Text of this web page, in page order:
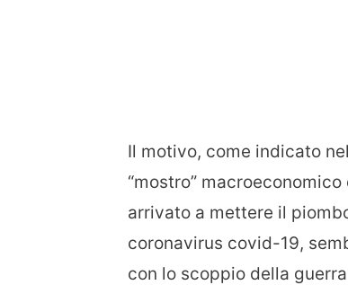
Il motivo, come indicato
“mostro”
arrivato a mettere il
coronavirus covid-19,
con lo scoppio della